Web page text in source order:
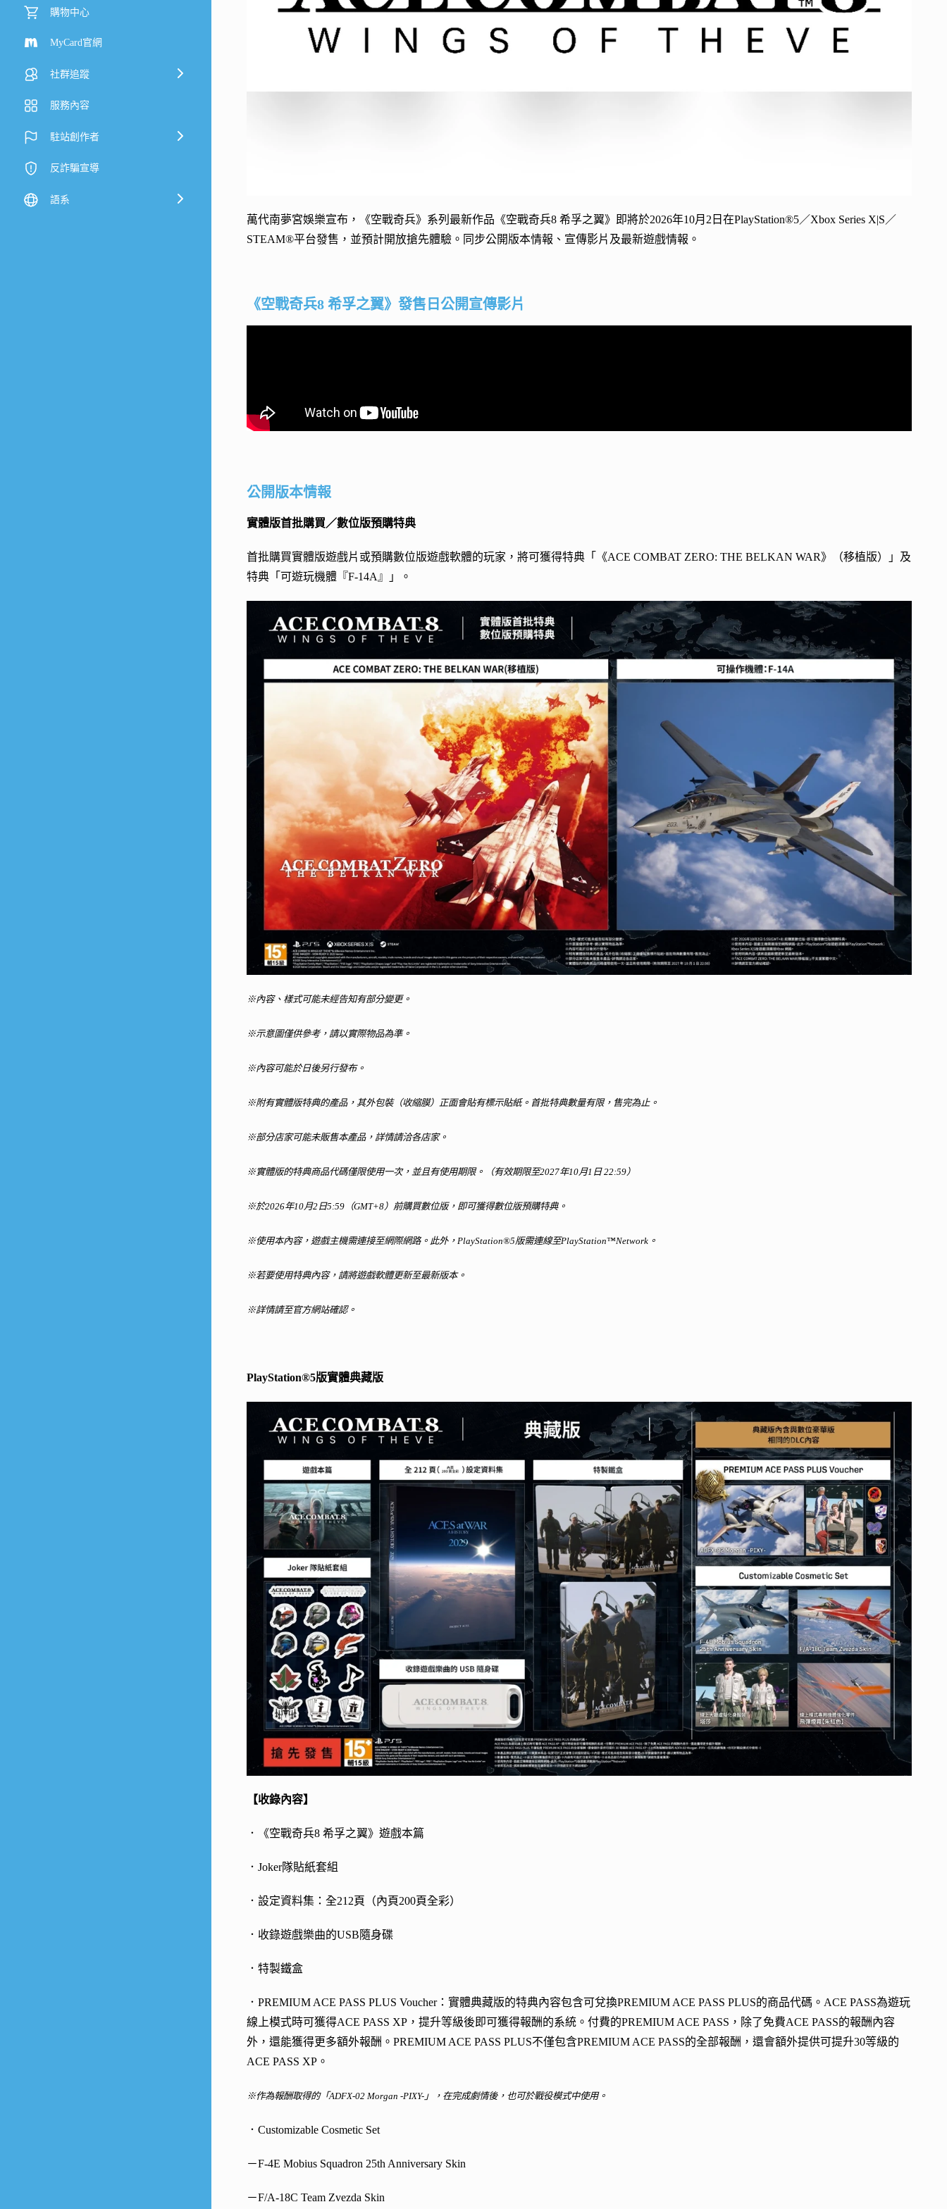
購物中心
MyCard官網
社群追蹤
服務內容
駐站創作者
反詐騙宣導
語系
萬代南夢宮娛樂宣布，《空戰奇兵》系列最新作品《空戰奇兵8 希孚之翼》即將於2026年10月2日在PlayStation®5／Xbox Series X|S／
STEAM®平台發售，並預計開放搶先體驗。同步公開版本情報、宣傳影片及最新遊戲情報。
《空戰奇兵8 希孚之翼》發售日公開宣傳影片
公開版本情報
實體版首批購買／數位版預購特典
首批購買實體版遊戲片或預購數位版遊戲軟體的玩家，將可獲得特典「《ACE COMBAT ZERO: THE BELKAN WAR》（移植版）」及
特典「可遊玩機體『F-14A』」。
※內容、樣式可能未經告知有部分變更。
※示意圖僅供參考，請以實際物品為準。
※內容可能於日後另行發布。
※附有實體版特典的產品，其外包裝（收縮膜）正面會貼有標示貼紙。首批特典數量有限，售完為止。
※部分店家可能未販售本產品，詳情請洽各店家。
※實體版的特典商品代碼僅限使用一次，並且有使用期限。（有效期限至2027年10月1日 22:59）
※於2026年10月2日5:59（GMT+8）前購買數位版，即可獲得數位版預購特典。
※使用本內容，遊戲主機需連接至網際網路。此外，PlayStation®5版需連線至PlayStation™Network。
※若要使用特典內容，請將遊戲軟體更新至最新版本。
※詳情請至官方網站確認。
PlayStation®5版實體典藏版
【收錄內容】
．《空戰奇兵8 希孚之翼》遊戲本篇
．Joker隊貼紙套組
．設定資料集：全212頁（內頁200頁全彩）
．收錄遊戲樂曲的USB隨身碟
．特製鐵盒
．PREMIUM ACE PASS PLUS Voucher：實體典藏版的特典內容包含可兌換PREMIUM ACE PASS PLUS的商品代碼。ACE PASS為遊玩
線上模式時可獲得ACE PASS XP，提升等級後即可獲得報酬的系統。付費的PREMIUM ACE PASS，除了免費ACE PASS的報酬內容
外，還能獲得更多額外報酬。PREMIUM ACE PASS PLUS不僅包含PREMIUM ACE PASS的全部報酬，還會額外提供可提升30等級的
ACE PASS XP。
※作為報酬取得的「ADFX-02 Morgan -PIXY-」，在完成劇情後，也可於戰役模式中使用。
．Customizable Cosmetic Set
－F-4E Mobius Squadron 25th Anniversary Skin
－F/A-18C Team Zvezda Skin